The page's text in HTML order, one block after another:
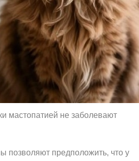
мастопатией не заболевают
позволяют предположить, что у